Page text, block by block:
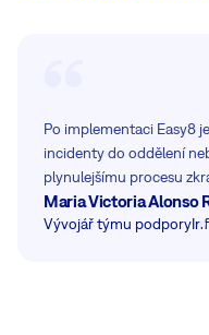
Maria Victoria Alonso
Vývojář týmu podpory
Po implementaci Easy8
incidenty do oddělení
plynulejšímu procesu